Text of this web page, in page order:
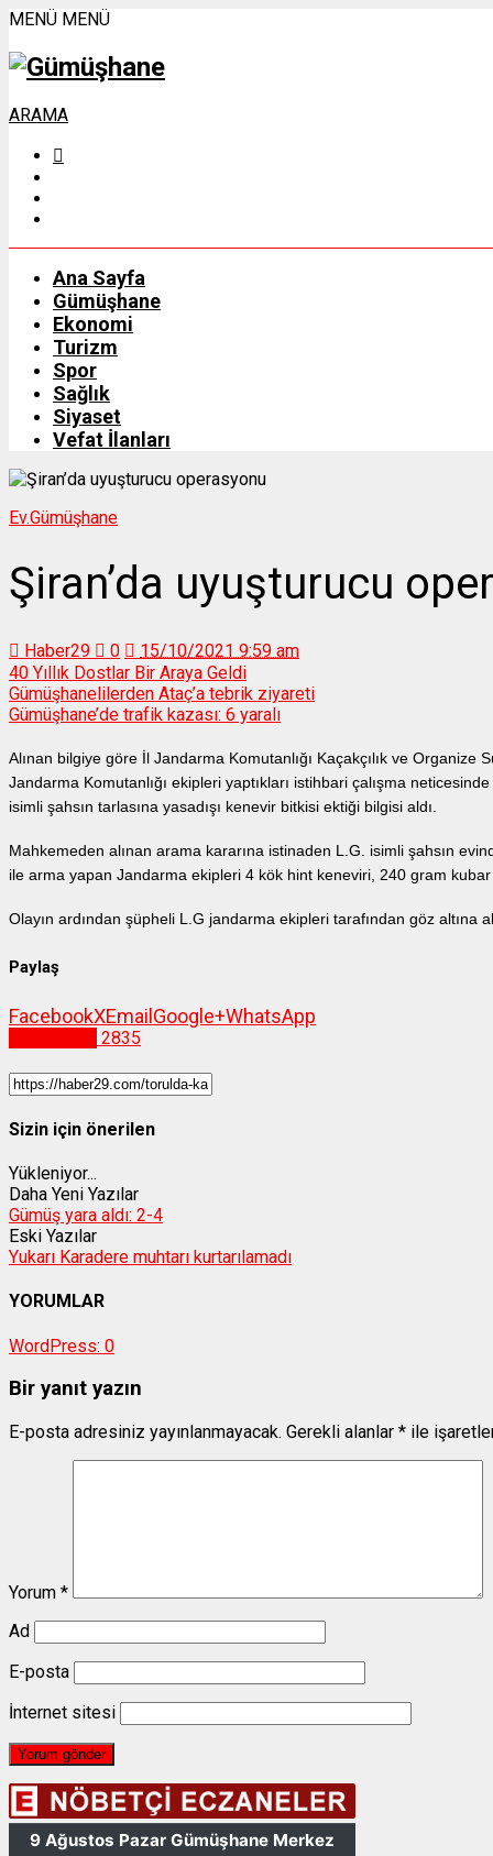
MENÜ MENÜ
ARAMA
Ana Sayfa
Gümüşhane
Ekonomi
Turizm
Spor
Sağlık
Siyaset
Vefat İlanları
Ev.Gümüşhane
Şiran’da uyuşturucu
Haber29 0
15/10/2021 9:59 am
40 Yıllık Dostlar Bir Araya Geldi
Gümüşhanelilerden Ataç’a tebrik ziyareti
Gümüşhane’de trafik kazası: 6 yaralı
Alınan bilgiye göre İl Jandarma Komutanlığı Kaçakçılık ve
Jandarma Komutanlığı ekipleri yaptıkları istihbari çalışma
isimli şahsın tarlasına yasadışı kenevir bitkisi ektiği bilgisi aldı.
Mahkemeden alınan arama kararına istinaden L.G. isimli şahsın
ile arma yapan Jandarma ekipleri 4 kök hint keneviri, 240 gram
Olayın ardından şüpheli L.G jandarma ekipleri tarafından göz altına
Paylaş
FacebookXEmail Google+WhatsApp
2835
Sizin için önerilen
Yükleniyor...
Daha Yeni Yazılar
Gümüş yara aldı: 2-4
Eski Yazılar
Yukarı Karadere muhtarı kurtarılamadı
YORUMLAR
WordPress: 0
Bir yanıt yazın
E-posta adresiniz yayınlanmayacak. Gerekli alanlar * ile
Yorum *
Ad
E-posta
İnternet sitesi